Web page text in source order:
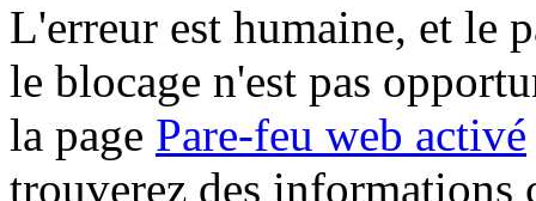
L'erreur est humaine, et le
le blocage n'est pas
la page Pare-feu web activé
trouverez des informations